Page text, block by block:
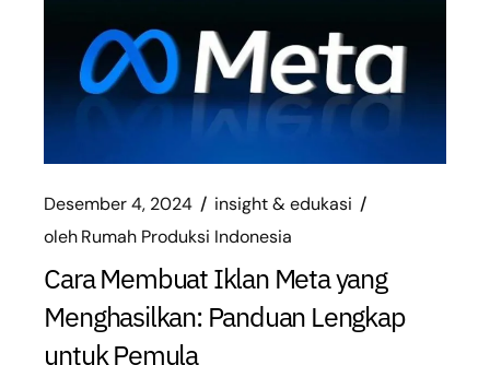
Desember 4, 2024
insight & edukasi
olehRumah Produksi Indonesia
Cara Membuat Iklan Meta yang
Menghasilkan: Panduan Lengkap
untuk Pemula